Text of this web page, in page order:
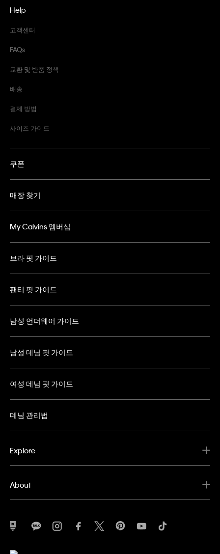
Help
고객센터
FAQs
교환 및 반품 정책
배송
결제 방법
사이즈 가이드
쿠폰
매장 찾기
My Calvins 멤버십
브라 핏 가이드
팬티 핏 가이드
남성 언더웨어 가이드
남성 데님 핏 가이드
여성 데님 핏 가이드
데님 관리법
Explore
About